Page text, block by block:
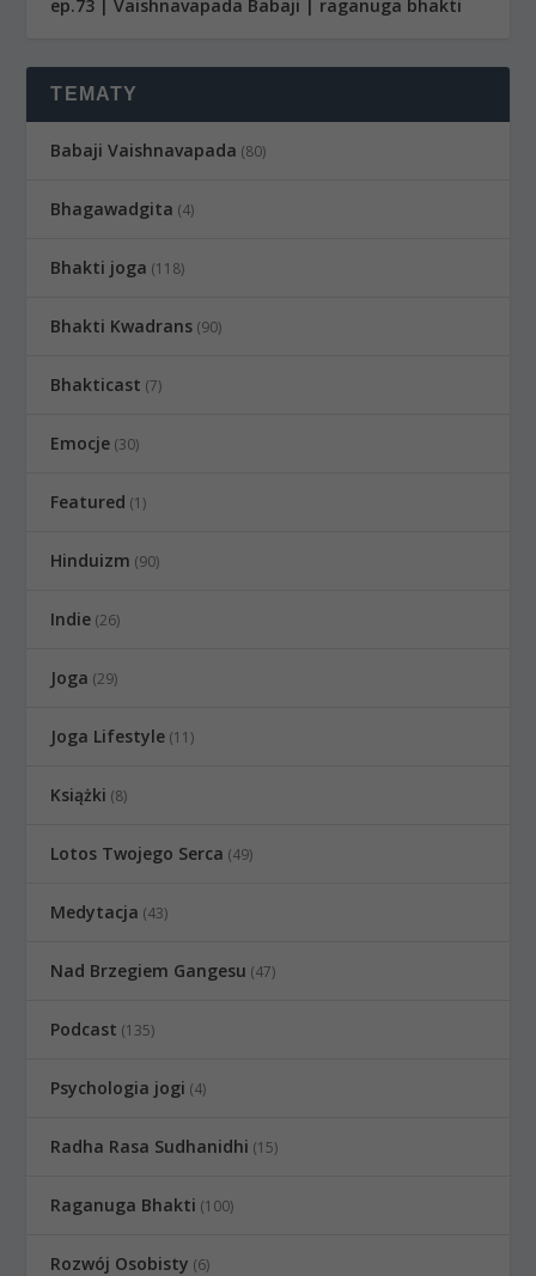
ep.73 | Vaishnavapada Babaji | raganuga bhakti
TEMATY
Babaji Vaishnavapada (80)
Bhagawadgita (4)
Bhakti joga (118)
Bhakti Kwadrans (90)
Bhakticast (7)
Emocje (30)
Featured (1)
Hinduizm (90)
Indie (26)
Joga (29)
Joga Lifestyle (11)
Książki (8)
Lotos Twojego Serca (49)
Medytacja (43)
Nad Brzegiem Gangesu (47)
Podcast (135)
Psychologia jogi (4)
Radha Rasa Sudhanidhi (15)
Raganuga Bhakti (100)
Rozwój Osobisty (6)